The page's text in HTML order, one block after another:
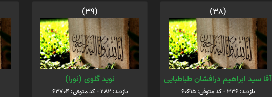
(38)
آقا سید ابراهیم درافشان طباطبایی
بازدید: 336 - کد متوفی: 60615
(39)
نوید گلوی (نورا)
بازدید: 282 - کد متوفی: 63704